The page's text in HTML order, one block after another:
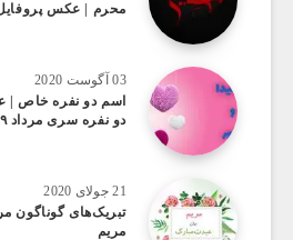
محرم | عکس
03 آگوست 2020
اسم دو نفره خاص
دو نفره سری مرداد ۹۹
21 جولای 2020
تبریک‌های گوناگون
مریم